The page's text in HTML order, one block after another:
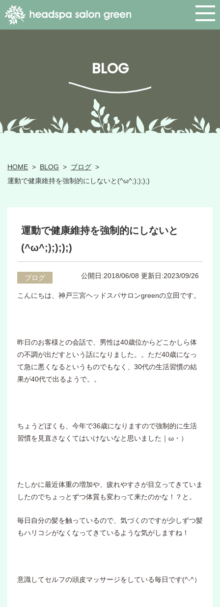
BLOG
HOME > BLOG > ブログ >
運動で健康維持を強制的にしないと(^ω^;);););)
運動で健康維持を強制的にしないと
(^ω^;);););)
ブログ 公開日:2018/06/08 更新日:2023/09/26
こんにちは、神戸三宮ヘッドスパサロンgreenの立田です。
昨日のお客様との会話で、男性は40歳位からどこかしら体
の不調が出だすという話になりました。。ただ40歳になっ
て急に悪くなるというものでもなく、30代の生活習慣の結
果が40代で出るようで。。
ちょうどぼくも、今年で36歳になりますので強制的に生活
習慣を見直さなくてはいけないなと思いました｜ω・）
たしかに最近体重の増加や、疲れやすさが目立ってきていま
したのでちょっとずつ体質も変わって来たのかな！？と。
毎日自分の髪を触っているので、気づくのですが少しずつ髪
もハリコシがなくなってきているような気がしますね！
意識してセルフの頭皮マッサージをしている毎日です(^-^）